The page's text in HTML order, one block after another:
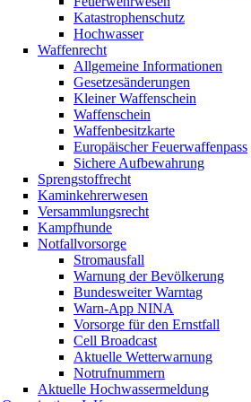
Katastrophenschutz
Hochwasser
Waffenrecht
Allgemeine Informationen
Gesetzesänderungen
Kleiner Waffenschein
Waffenschein
Waffenbesitzkarte
Europäischer Feuerwaffenpass
Sichere Aufbewahrung
Sprengstoffrecht
Kaminkehrerwesen
Versammlungsrecht
Kampfhunde
Notfallvorsorge
Stromausfall
Warnung der Bevölkerung
Bundesweiter Warntag
Warn-App NINA
Vorsorge für den Ernstfall
Cell Broadcast
Aktuelle Wetterwarnung
Notrufnummern
Aktuelle Hochwassermeldung